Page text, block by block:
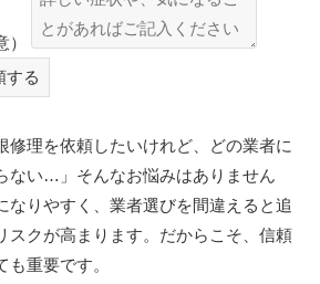
する
修理を依頼したいけれど、どの業者に
ない…」そんなお悩みはありません
なりやすく、業者選びを間違えると追
スクが高まります。だからこそ、信頼
重要です。